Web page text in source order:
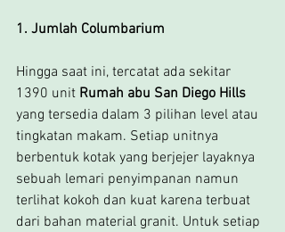
1. Jumlah Columbarium
Hingga saat ini, tercatat ada sekitar
1390 unit Rumah abu San Diego Hills
yang tersedia dalam 3 pilihan level atau
tingkatan makam. Setiap unitnya
berbentuk kotak yang berjejer layaknya
sebuah lemari penyimpanan namun
terlihat kokoh dan kuat karena terbuat
dari bahan material granit. Untuk setiap